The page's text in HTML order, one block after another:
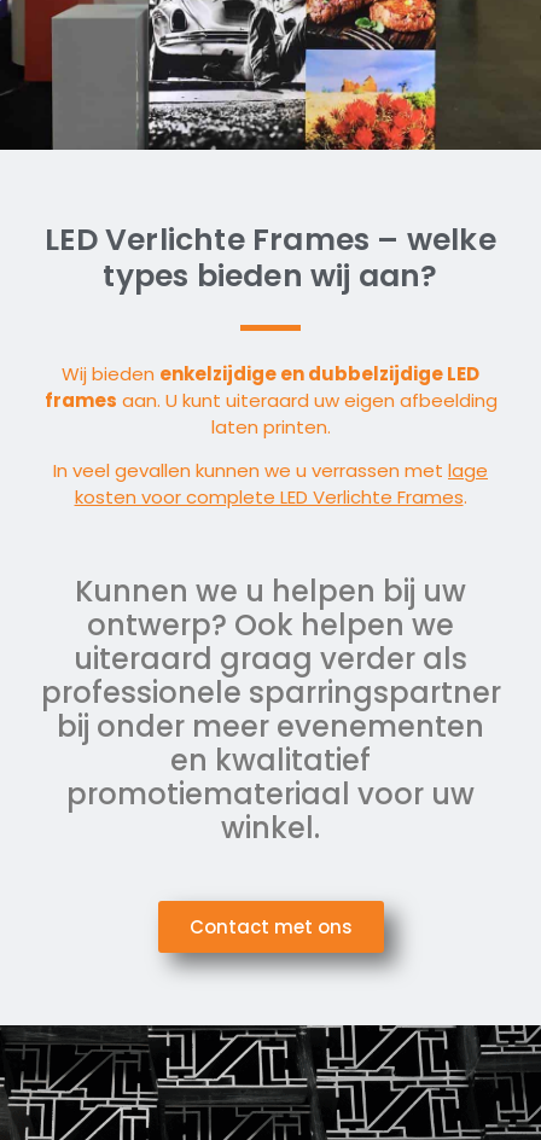
LED Verlichte Frames – welke
types bieden wij aan?
Wij bieden enkelzijdige en dubbelzijdige LED
frames aan. U kunt uiteraard uw eigen afbeelding
laten printen.
In veel gevallen kunnen we u verrassen met lage
kosten voor complete LED Verlichte Frames.
Kunnen we u helpen bij uw
ontwerp? Ook helpen we
uiteraard graag verder als
professionele sparringspartner
bij onder meer evenementen
en kwalitatief
promotiemateriaal voor uw
winkel.
Contact met ons